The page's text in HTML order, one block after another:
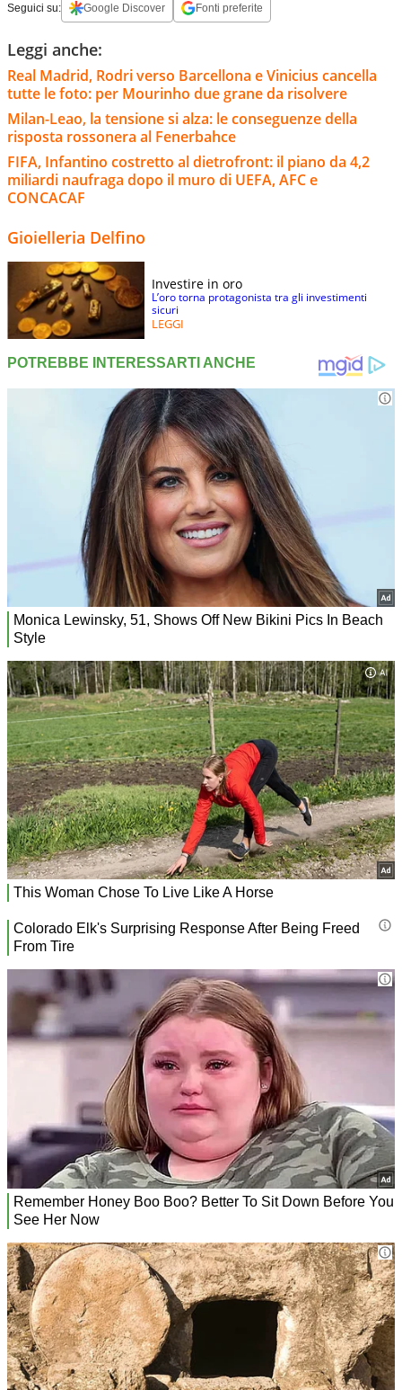
Seguici su: Google Discover Fonti preferite
Leggi anche:
Real Madrid, Rodri verso Barcellona e Vinicius cancella
tutte le foto: per Mourinho due grane da risolvere
Milan-Leao, la tensione si alza: le conseguenze della
risposta rossonera al Fenerbahce
FIFA, Infantino costretto al dietrofront: il piano da 4,2
miliardi naufraga dopo il muro di UEFA, AFC e
CONCACAF
Gioielleria Delfino
Investire in oro
L’oro torna protagonista tra gli investimenti
sicuri
LEGGI